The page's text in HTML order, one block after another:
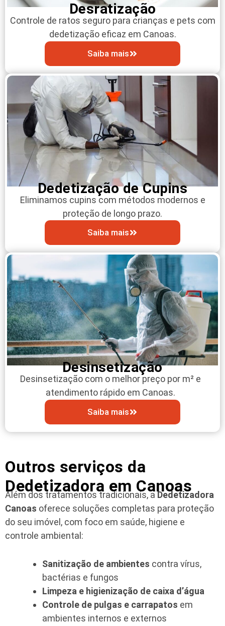
Desratização
Controle de ratos seguro para crianças e pets com
dedetização eficaz em Canoas.
Saiba mais
Dedetização de Cupins
Eliminamos cupins com métodos modernos e
proteção de longo prazo.
Saiba mais
Desinsetização
Desinsetização com o melhor preço por m² e
atendimento rápido em Canoas.
Saiba mais
Outros serviços da
Dedetizadora em Canoas
Além dos tratamentos tradicionais, aDedetizadora
Canoas oferece soluções completas para proteção
do seu imóvel, com foco em saúde, higiene e
controle ambiental:
Sanitização de ambientes contra vírus,
bactérias e fungos
Limpeza e higienização de caixa d’água
Controle de pulgas e carrapatos em
ambientes internos e externos